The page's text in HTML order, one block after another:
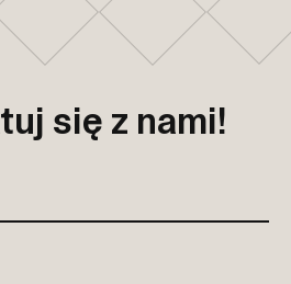
się z nami!